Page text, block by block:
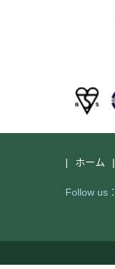
| ホーム |
Follow us：